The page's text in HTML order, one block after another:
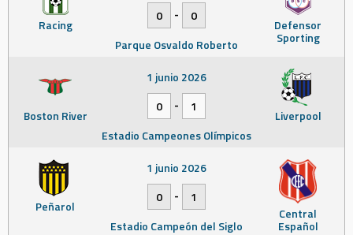
Racing Defensor
Sporting
0 -
0
Parque Osvaldo Roberto
Boston River Liverpool
1 junio 2026
0
-
1
Estadio Campeones Olímpicos
Peñarol Central
Español
1 junio 2026
0
-
1
Estadio Campeón del Siglo